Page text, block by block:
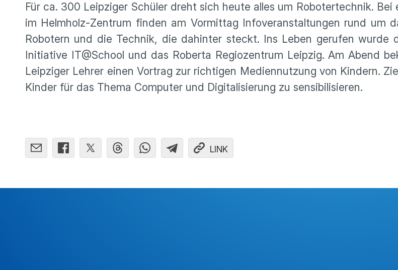
Für ca. 300 Leipziger Schüler dreht sich heute alles um Robotertechnik. Bei
im Helmholz-Zentrum finden am Vormittag Infoveranstaltungen rund um
Robotern und die Technik, die dahinter steckt. Ins Leben gerufen wurde
Initiative IT@School und das Roberta Regiozentrum Leipzig. Am Abend
Leipziger Lehrer einen Vortrag zur richtigen Mediennutzung von Kindern.
Kinder für das Thema Computer und Digitalisierung zu sensibilisieren.
LINK